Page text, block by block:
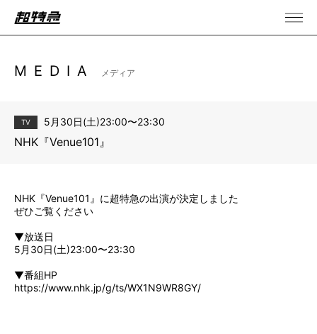
MEDIA メディア
TV 5月30日(土)23:00〜23:30
NHK『Venue101』
NHK『Venue101』に超特急の出演が決定しました
ぜひご覧ください
▼放送日
5月30日(土)23:00〜23:30
▼番組HP
https://www.nhk.jp/g/ts/WX1N9WR8GY/